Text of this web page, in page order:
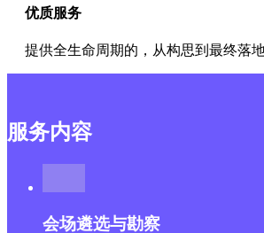
优质服务
提供全生命周期的，从构思到最终落
服务内容
会场遴选与勘察